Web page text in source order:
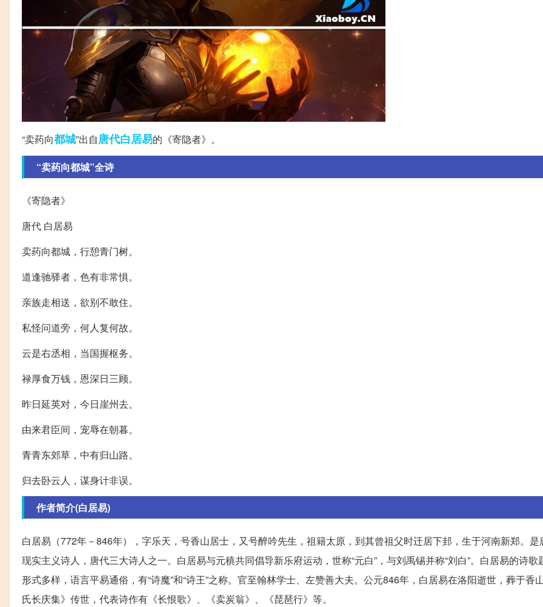
“卖药向都城”出自唐代白居易的《寄隐者》。
“卖药向都城”全诗
《寄隐者》
唐代 白居易
卖药向都城，行憩青门树。
道逢驰驿者，色有非常惧。
亲族走相送，欲别不敢住。
私怪问道旁，何人复何故。
云是右丞相，当国握枢务。
禄厚食万钱，恩深日三顾。
昨日延英对，今日崖州去。
由来君臣间，宠辱在朝暮。
青青东郊草，中有归山路。
归去卧云人，谋身计非误。
作者简介(白居易)
白居易（772年－846年），字乐天，号香山居士，又号醉吟先生，祖籍太原，到其曾祖父时迁居下邽，生于河南新郑。是
现实主义诗人，唐代三大诗人之一。白居易与元稹共同倡导新乐府运动，世称“元白”，与刘禹锡并称“刘白”。白居易的诗歌
形式多样，语言平易通俗，有“诗魔”和“诗王”之称。官至翰林学士、左赞善大夫。公元846年，白居易在洛阳逝世，葬于香
氏长庆集》传世，代表诗作有《长恨歌》、《卖炭翁》、《琵琶行》等。